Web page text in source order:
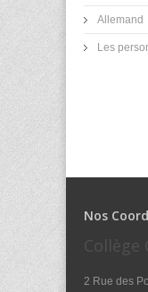
Allemand
Les
Nos
Collège
2 Rue des